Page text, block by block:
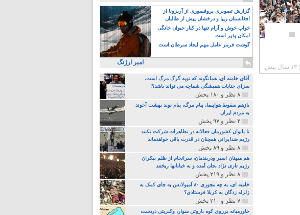
۱۳ سال پیش
گزارش تصویری پروفسوری از آریزونا از
افغانستان زیبا و درخشان پیش از طالبان
خواب خوش و آرام تنها در کنار حیوان خانگی
امکان پذیر است
گوشت قرمز عامل مهم ایجاد سرطان است
امیر ارژنگ
آقای خامنه ای، همانگونه که توبه گرگ مرگ است،
سزای جنایات همیشگی شماچه می تواند باشد؟!
۸ نظر و ۱۸۰ پخش
بازهم سقوط هواپیما، پیام مرگ، پیام نوید بهشت آخوند
به مردم ایران
۴ نظر و ۹۷ پخش
تا بانوان کشورمان فعالانه در تظاهرات شرکت نکنند
رژیم ضدایرانی همچنان در قدرت باقی خواهدماند
۸ نظر و ۸۹ پخش
هم میهنان اسیر ودربندمان، سرانجام از ظلم بیکران
رژیم تازی نژاد بجان آمده و به خبابانها ریختند
۸ نظر و ۲۱۹ پخش
خامنه ای، به چه مجوزی ۸۰ آمبولانس به جای کمک به
زلزله زدگان به کربلا فرستادی؟
۷ نظر و ۲۱۰ پخش
خاورمیانه برروی کوه باروتی سوار، وکبریتی دردست